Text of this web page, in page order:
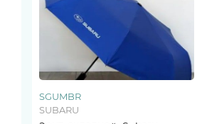
SGUMBR
SUBARU